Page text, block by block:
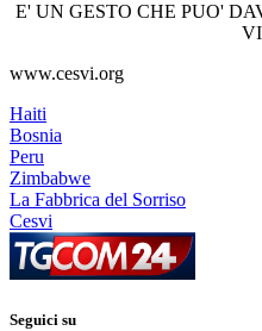
E' UN GESTO CHE PUO'
www.cesvi.org
Haiti
Bosnia
Peru
Zimbabwe
La Fabbrica del Sorriso
Cesvi
Seguici su